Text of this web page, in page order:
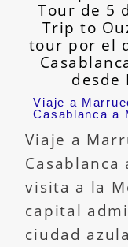
Viaje a
Casablanca a
Viaje a
visita a la
capital
ciudad